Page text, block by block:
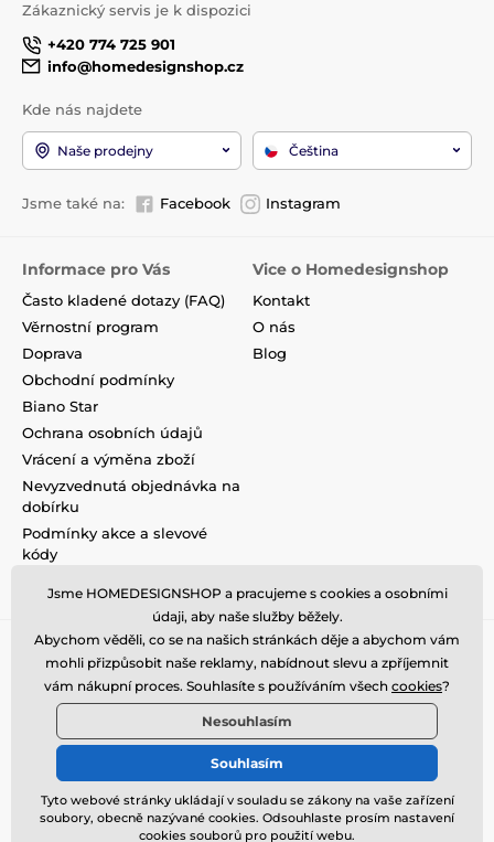
Zákaznický servis je k dispozici
+420 774 725 901
info@homedesignshop.cz
Kde nás najdete
Naše prodejny Čeština
Jsme také na: Facebook Instagram
Informace pro Vás
Často kladené dotazy (FAQ)
Věrnostní program
Doprava
Obchodní podmínky
Biano Star
Ochrana osobních údajů
Vrácení a výměna zboží
Nevyzvednutá objednávka na
dobírku
Podmínky akce a slevové
kódy
Vice o Homedesignshop
Kontakt
O nás
Blog
© 2026 www.homedesignshop.cz ⦁ E-shop vytvořilaSIMPLIA.cz
Jsme HOMEDESIGNSHOP a pracujeme s cookies a osobními
údaji, aby naše služby běžely.
Abychom věděli, co se na našich stránkách děje a abychom vám
mohli přizpůsobit naše reklamy, nabídnout slevu a zpříjemnit
vám nákupní proces. Souhlasíte s používáním všech cookies?
Nesouhlasím
Souhlasím
Tyto webové stránky ukládají v souladu se zákony na vaše zařízení
soubory, obecně nazývané cookies. Odsouhlaste prosím nastavení
cookies souborů pro použití webu.